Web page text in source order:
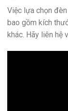
Việc lựa chọn
bao gồm kích
khác. Hãy liên hệ